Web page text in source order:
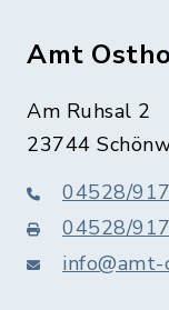
Amt
Am Ruhsal 2
23744
04528/
04528/